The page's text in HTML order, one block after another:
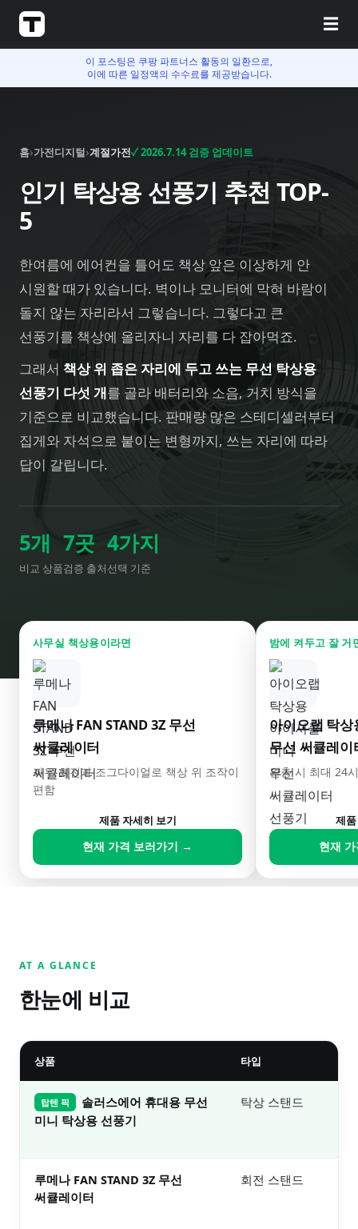
☰
이 포스팅은 쿠팡 파트너스 활동의 일환으로,
이에 따른 일정액의 수수료를 제공받습니다.
홈›가전디지털›계절가전✓2026.7.14검증 업데이트
인기 탁상용 선풍기 추천 TOP-
5
한여름에 에어컨을 틀어도 책상 앞은 이상하게 안
시원할 때가 있습니다. 벽이나 모니터에 막혀 바람이
돌지 않는 자리라서 그렇습니다. 그렇다고 큰
선풍기를 책상에 올리자니 자리를 다 잡아먹죠.
그래서 책상 위 좁은 자리에 두고 쓰는 무선 탁상용
선풍기 다섯 개를 골라 배터리와 소음, 거치 방식을
기준으로 비교했습니다. 판매량 많은 스테디셀러부터
집게와 자석으로 붙이는 변형까지, 쓰는 자리에 따라
답이 갈립니다.
5개
비교 상품
7곳
검증 출처
4가지
선택 기준
사무실 책상용이라면
루메나 FAN STAND 3Z 무선
써큘레이터
좌우 회전과 조그다이얼로 책상 위 조작이
편함
제품 자세히 보기
현재 가격 보러가기 →
밤에 켜두고 잘 거
아이오랩 탁
무선 써큘레이
완충 시 최대 24
제
현재
AT A GLANCE
한눈에 비교
상품 타입
탑텐 픽
솔러스에어 휴대용 무선
미니 탁상용 선풍기
탁상 스탠드
루메나 FAN STAND 3Z 무선
써큘레이터
회전 스탠드